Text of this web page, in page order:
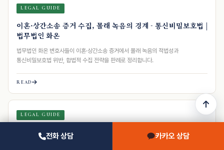
LEGAL GUIDE
이혼·상간소송 증거 수집, 몰래 녹음의 경계 - 통신비밀보호법 |
법무법인 화온
법무법인 화온 변호사들이 이혼·상간소송 증거에서 몰래 녹음의 적법성과
통신비밀보호법 위반, 합법적 수집 전략을 판례로 정리합니다.
READ
LEGAL GUIDE
상간소송 증거 수집, 적법과 형사 처벌의 경계 | 법무법인 화온
전화 상담 카카오 상담